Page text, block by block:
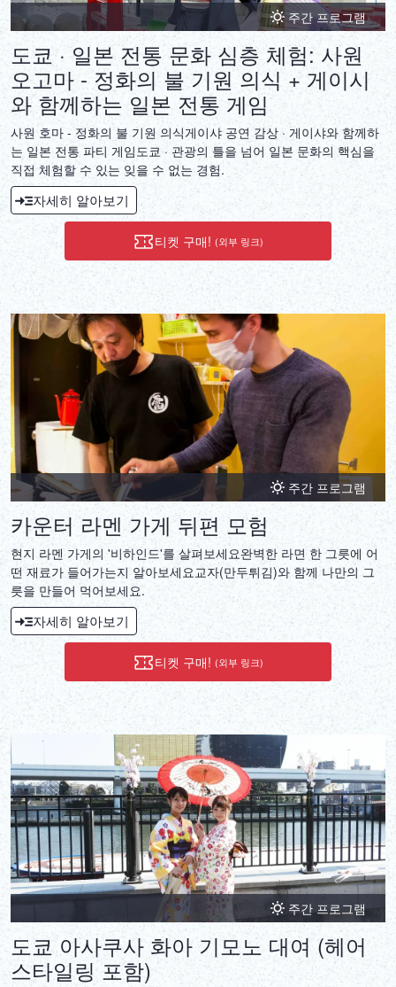
주간 프로그램
도쿄 · 일본 전통 문화 심층 체험: 사원
오고마 - 정화의 불 기원 의식 + 게이시
와 함께하는 일본 전통 게임
사원 호마 - 정화의 불 기원 의식게이샤 공연 감상 · 게이샤와 함께하
는 일본 전통 파티 게임도쿄 · 관광의 틀을 넘어 일본 문화의 핵심을
직접 체험할 수 있는 잊을 수 없는 경험.
자세히 알아보기
티켓 구매! (외부 링크)
주간 프로그램
카운터 라멘 가게 뒤편 모험
현지 라멘 가게의 '비하인드'를 살펴보세요완벽한 라면 한 그릇에 어
떤 재료가 들어가는지 알아보세요교자(만두튀김)와 함께 나만의 그
릇을 만들어 먹어보세요.
자세히 알아보기
티켓 구매! (외부 링크)
주간 프로그램
도쿄 아사쿠사 화아 기모노 대여 (헤어
스타일링 포함)